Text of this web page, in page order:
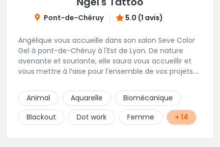
Pont-de-Chéruy 5.0 (1 avis)
Angélique vous accueille dans son salon Seve Color
Gel à pont-de-Chéruy à l'Est de Lyon. De nature
avenante et souriante, elle saura vous accueillir et
vous mettre à l’aise pour l’ensemble de vos projets.
tatouages allant des calligraphies, motifs floraux au
réalisme.
Animal Aquarelle
Biomécanique
Blackout
Dot work Femme + 14